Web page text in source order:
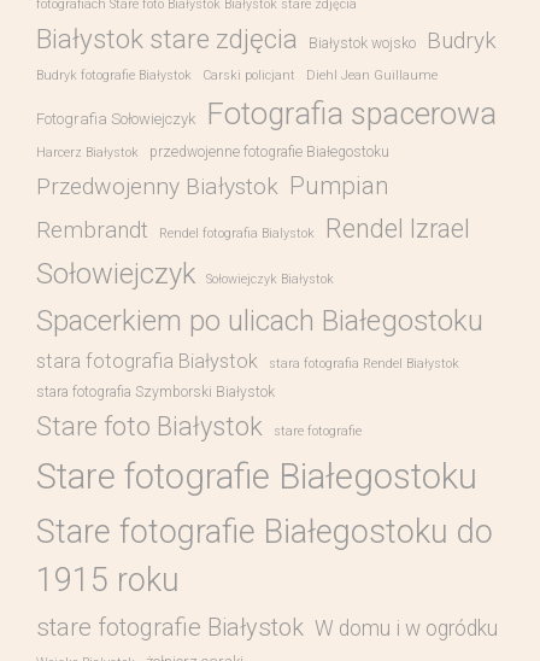
fotografiach Stare foto Białystok Białystok stare zdjęcia
Białystok stare zdjęcia Białystok wojsko Budryk
Budryk fotografie Białystok Carski policjant Diehl Jean Guillaume
Fotografia Sołowiejczyk Fotografia spacerowa
Harcerz Białystok przedwojenne fotografie Białegostoku
Przedwojenny Białystok Pumpian
Rembrandt Rendel fotografia Bialystok Rendel Izrael
Sołowiejczyk Sołowiejczyk Białystok
Spacerkiem po ulicach Białegostoku
stara fotografia Białystok stara fotografia Rendel Białystok
stara fotografia Szymborski Białystok
Stare foto Białystok stare fotografie
Stare fotografie Białegostoku
Stare fotografie Białegostoku do
1915 roku
stare fotografie Białystok W domu i w ogródku